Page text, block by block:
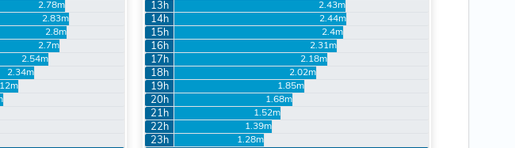
2.78m
2.83m
2.8m
2.7m
2.54m
2.34m
13h 2.43m
14h 2.44m
15h 2.4m
16h 2.31m
17h 2.18m
18h 2.02m
19h 1.85m
20h 1.68m
21h 1.52m
22h 1.39m
23h 1.28m